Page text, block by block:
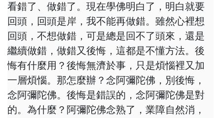
看錯了、做錯了。現在學佛明白了，明白就要
回頭，回頭是岸，我不能再做錯。雖然心裡想
回頭，不想做錯，可是總是回不了頭來，還是
繼續做錯，做錯又後悔，這都是不懂方法。後
悔有什麼用？後悔無濟於事，只是煩惱裡又加
一層煩惱。那怎麼辦？念阿彌陀佛，別後悔，
念阿彌陀佛。後悔是錯誤的，念阿彌陀佛是對
的。為什麼？阿彌陀佛念熟了，業障自然消，